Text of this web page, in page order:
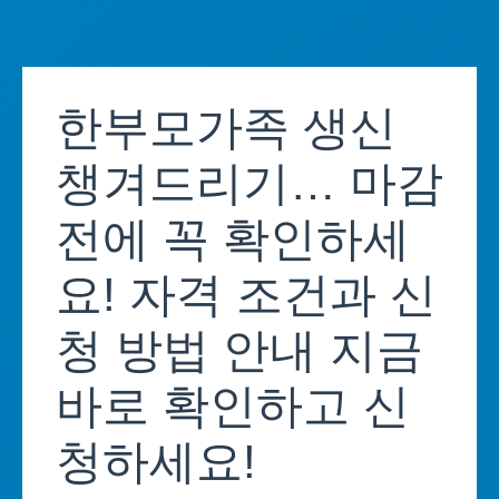
content한부모가족 생신
챙겨드리기… 마감
전에 꼭 확인하세
요! 자격 조건과 신
청 방법 안내 지금
바로 확인하고 신
청하세요!